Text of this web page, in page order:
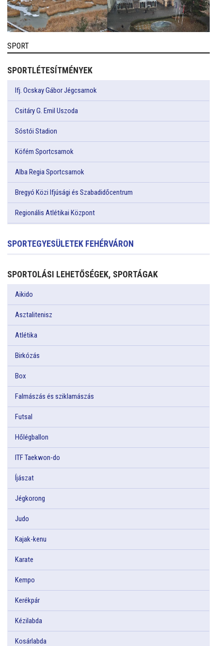
SPORT
SPORTLÉTESÍTMÉNYEK
Ifj. Ocskay Gábor Jégcsarnok
Csitáry G. Emil Uszoda
Sóstói Stadion
Köfém Sportcsarnok
Alba Regia Sportcsarnok
Bregyó Közi Ifjúsági és Szabadidőcentrum
Regionális Atlétikai Központ
SPORTEGYESÜLETEK FEHÉRVÁRON
SPORTOLÁSI LEHETŐSÉGEK, SPORTÁGAK
Aikido
Asztalitenisz
Atlétika
Birkózás
Box
Falmászás és sziklamászás
Futsal
Hőlégballon
ITF Taekwon-do
Íjászat
Jégkorong
Judo
Kajak-kenu
Karate
Kempo
Kerékpár
Kézilabda
Kosárlabda